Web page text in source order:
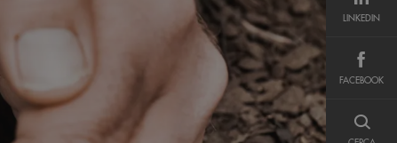
LINKEDIN
LINKEDIN
FACEBOOK
FACEBOOK
CERCA